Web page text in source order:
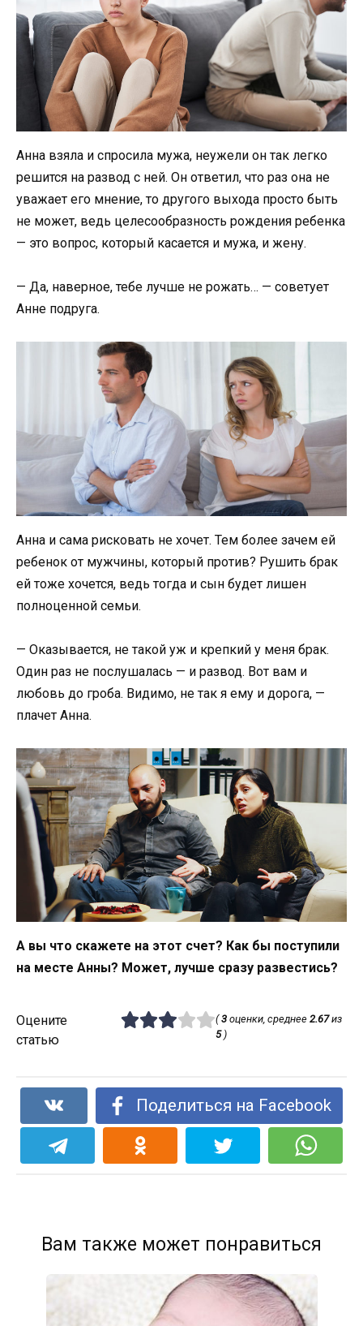
Анна взяла и спросила мужа, неужели он так легко
решится на развод с ней. Он ответил, что раз она не
уважает его мнение, то другого выхода просто быть
не может, ведь целесообразность рождения ребенка
— это вопрос, который касается и мужа, и жену.
— Да, наверное, тебе лучше не рожать… — советует
Анне подруга.
Анна и сама рисковать не хочет. Тем более зачем ей
ребенок от мужчины, который против? Рушить брак
ей тоже хочется, ведь тогда и сын будет лишен
полноценной семьи.
— Оказывается, не такой уж и крепкий у меня брак.
Один раз не послушалась — и развод. Вот вам и
любовь до гроба. Видимо, не так я ему и дорога, —
плачет Анна.
А вы что скажете на этот счет? Как бы поступили
на месте Анны? Может, лучше сразу развестись?
Оцените
статью
(3оценки, среднее 2.67из
5)
Поделиться на Facebook
Вам также может понравиться